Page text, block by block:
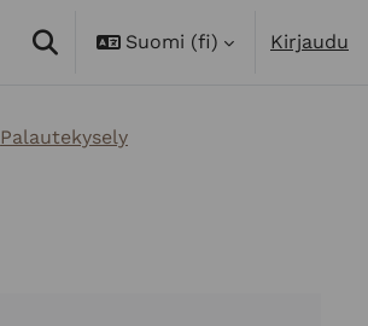
VAIHDA HAKUSYÖTTÖÄ
Suomi ‎(fi)‎ Kirjaudu
Palautekysely